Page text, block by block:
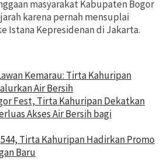
masyarakat Kabupaten Bogor
karena pernah mensuplai
Istana Kepresidenan di Jakarta.
Kemarau: Tirta Kahuripan
Air Bersih
Fest, Tirta Kahuripan Dekatkan
Akses Air Bersih bagi
Tirta Kahuripan Hadirkan Promo
Baru